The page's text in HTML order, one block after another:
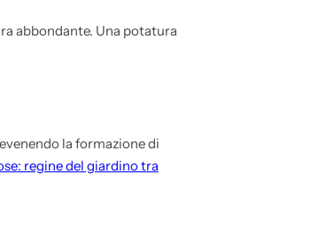
abbondante. Una potatura
la formazione di
regine del giardino tra